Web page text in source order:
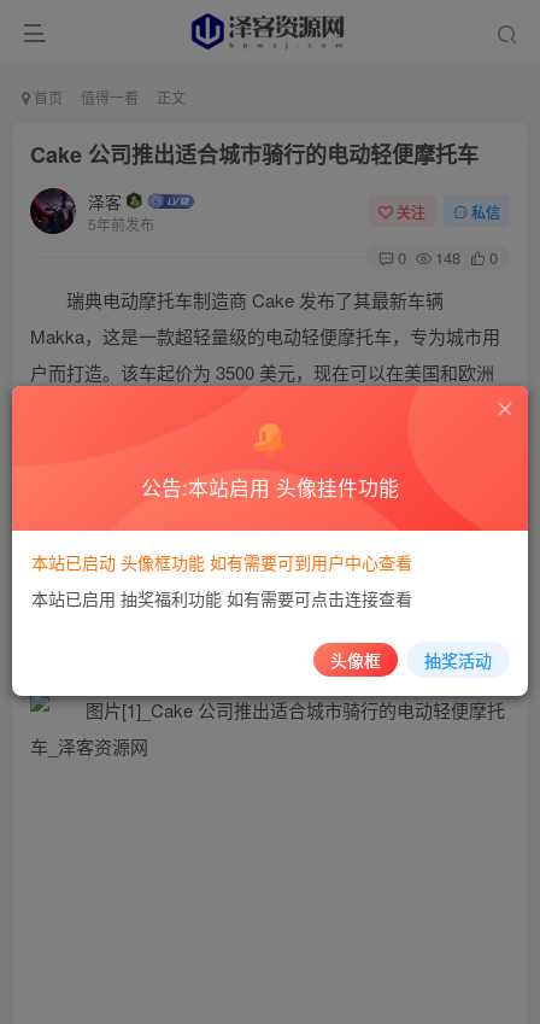
首页 值得一看 正文
Cake 公司推出适合城市骑行的电动轻便摩托车
泽客
5年前发布
关注 私信
0 148 0
瑞典电动摩托车制造商 Cake 发布了其最新车辆
Makka，这是一款超轻量级的电动轻便摩托车，专为城市用
户而打造。该车起价为 3500 美元，现在可以在美国和欧洲
Makka 是 Cake 公司超越常规的一步，该公司最有
名的是越野摩托车，如其旗舰高性能 Kalk 和实用的 Ösa。
输和通勤需求而制造的摩托车。Makka 重约 132 磅，标配有
一个后部货物架。支架和其他配件，如马鞍袋、儿童座椅，
甚至乘客座椅，都可以安装在机架上。
公告:本站启用 头像挂件功能
本站已启动 头像框功能 如有需要可到用户中心查看
本站已启用 抽奖福利功能 如有需要可点击连接查看
头像框 抽奖活动